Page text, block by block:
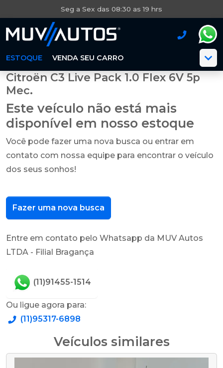
Seg a Sex das 08:30 as 19 hrs
ESTOQUE VENDA SEU CARRO
Citroën C3 Live Pack 1.0 Flex 6V 5p
Mec.
Este veículo não está mais
disponível em nosso estoque
Você pode fazer uma nova busca ou entrar em
contato com nossa equipe para encontrar o veículo
dos seus sonhos!
Fazer uma nova busca
Entre em contato pelo Whatsapp da MUV Autos
LTDA - Filial Bragança
(11)91455-1514
Ou ligue agora para:
(11)95317-6898
Veículos similares